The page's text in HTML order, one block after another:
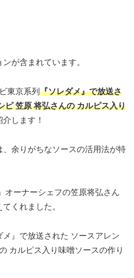
が含まれています。
東京系列 『ソレダメ』で放送さ
ピ 笠原 将弘さんの カルピス入り
介します！
余りがちなソースの活用法が特
オーナーシェフの笠原将弘さん
くれました。
』で放送された ソースアレン
カルピス入り味噌ソースの作り